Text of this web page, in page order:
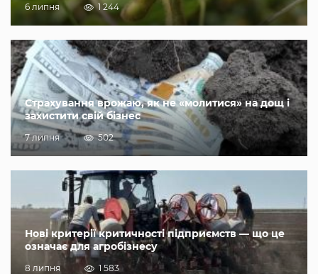
6 липня 1 244
Страхування врожаю, як не «молитися» на дощ і
захистити свій бізнес
7 липня 502
Нові критерії критичності підприємств — що це
означає для агробізнесу
8 липня 1 583